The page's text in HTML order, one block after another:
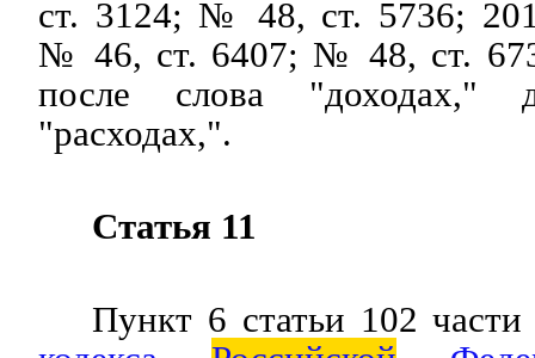
ст. 3124; № 48, ст. 5736;
№ 46, ст. 6407; № 48, ст.
после слова "доходах,"
"расходах,".
Статья 11
Пункт 6 статьи 102